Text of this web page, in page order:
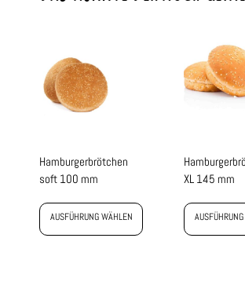
Hamburgerbrötchen
soft 100 mm
AUSFÜHRUNG WÄHLEN
XL 145 mm